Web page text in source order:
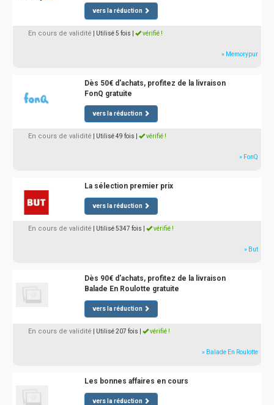
vers la réduction
En cours de validité | Utilisé 5 fois vérifié !
» Memorypur
Dès 50€ d'achats, profitez de la livraison
FonQ gratuite
vers la réduction
En cours de validité | Utilisé 49 fois vérifié !
» FonQ
La sélection premier prix
vers la réduction
En cours de validité | Utilisé 5347 fois vérifié !
» But
Dès 90€ d'achats, profitez de la livraison
Balade En Roulotte gratuite
vers la réduction
En cours de validité | Utilisé 207 fois vérifié !
» Balade En Roulotte
Les bonnes affaires en cours
vers la réduction